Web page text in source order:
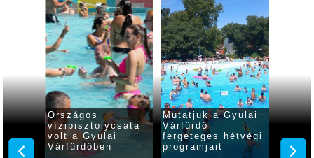
Országos
vízipisztolycsata
volt a Gyulai
Várfürdőben
Mutatjuk a Gyulai
Várfürdő
fergeteges hétvégi
programjait